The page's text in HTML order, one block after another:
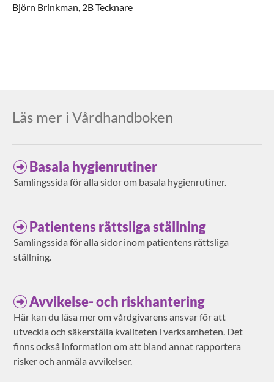
Björn Brinkman, 2B Tecknare
Läs mer i Vårdhandboken
Basala hygienrutiner
Samlingssida för alla sidor om basala hygienrutiner.
Patientens rättsliga ställning
Samlingssida för alla sidor inom patientens rättsliga
ställning.
Avvikelse- och riskhantering
Här kan du läsa mer om vårdgivarens ansvar för att
utveckla och säkerställa kvaliteten i verksamheten. Det
finns också information om att bland annat rapportera
risker och anmäla avvikelser.